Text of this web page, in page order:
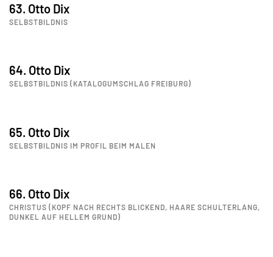
63. Otto Dix
SELBSTBILDNIS
64. Otto Dix
SELBSTBILDNIS (KATALOGUMSCHLAG FREIBURG)
65. Otto Dix
SELBSTBILDNIS IM PROFIL BEIM MALEN
66. Otto Dix
CHRISTUS (KOPF NACH RECHTS BLICKEND, HAARE SCHULTERLANG,
DUNKEL AUF HELLEM GRUND)